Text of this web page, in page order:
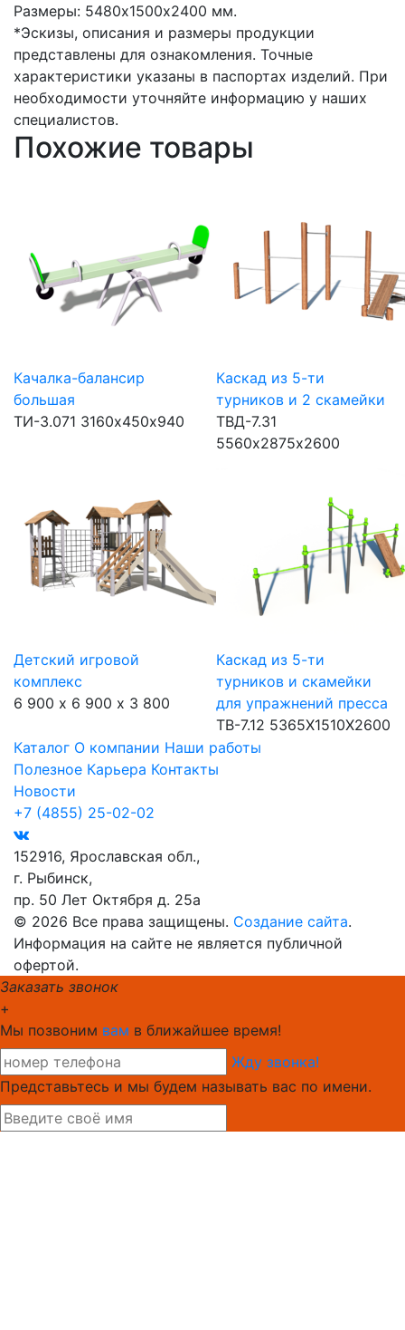
Размеры: 5480х1500х2400 мм.
*Эскизы, описания и размеры продукции
представлены для ознакомления. Точные
характеристики указаны в паспортах изделий. При
необходимости уточняйте информацию у наших
специалистов.
Похожие товары
Качалка-балансир
большая
ТИ-3.071 3160х450х940
Каскад из 5-ти
турников и 2 скамейки
ТВД-7.31
5560х2875х2600
Детский игровой
комплекс
6 900 х 6 900 х 3 800
Каскад из 5-ти
турников и скамейки
для упражнений пресса
ТВ-7.12 5365Х1510Х2600
Каталог О компании Наши работы
Полезное Карьера Контакты
Новости
+7 (4855) 25-02-02
152916, Ярославская обл.,
г. Рыбинск,
пр. 50 Лет Октября д. 25а
© 2026 Все права защищены. Создание сайта.
Информация на сайте не является публичной
офертой.
Заказать звонок
+
Мы позвоним вам в ближайшее время!
Жду звонка!
Представьтесь и мы будем называть вас по имени.